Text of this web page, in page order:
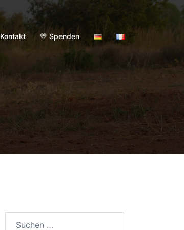
Kontakt 💛 Spenden